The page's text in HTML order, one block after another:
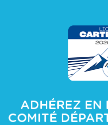
ADHÉREZ EN
COMITÉ